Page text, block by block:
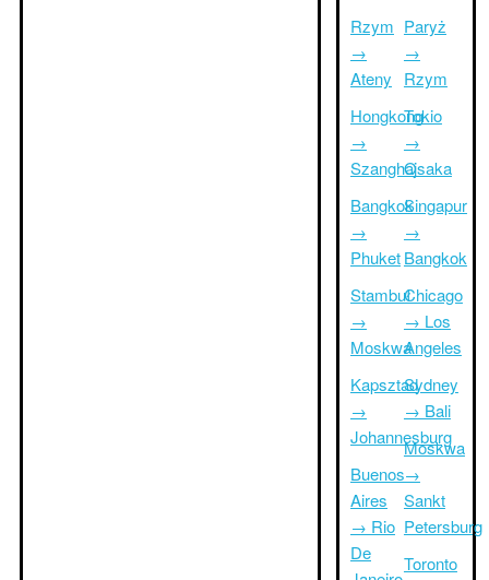
Rzym
→
Ateny
Hongkong
→
Szanghaj
Bangkok
→
Phuket
Stambuł
→
Moskwa
Kapsztad
→
Johannesburg
Buenos
Aires
→ Rio
De
Paryż
→
Rzym
Tokio
→
Osaka
Singapur
→
Bangkok
Chicago
→ Los
Angeles
Sydney
→ Bali
Moskwa
→
Sankt
Petersburg
Toronto